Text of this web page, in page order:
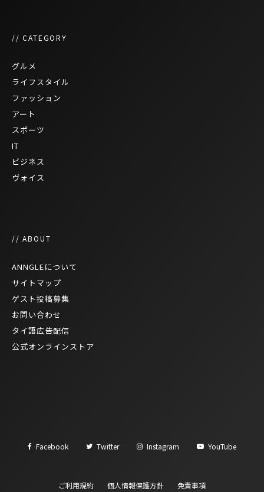
// CATEGORY
グルメ
ライフスタイル
ファッション
アート
スポーツ
IT
ビジネス
ヴォイス
// ABOUT
ANNGLEについて
サイトマップ
ゲスト投稿募集
お問い合わせ
タイ語広告配信
公式オンラインストア
Facebook Twitter Instagram YouTube
ご利用規約 個人情報保護方針 免責事項